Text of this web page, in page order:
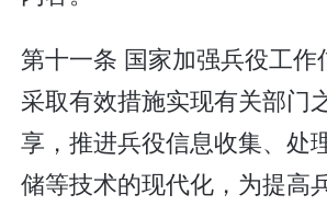
第十一条 国家加强兵役工作
采取有效措施实现有关部门
享，推进兵役信息收集、处
储等技术的现代化，为提高